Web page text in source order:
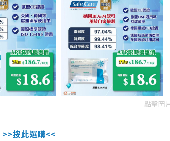
點擊圖
>>按此選購<<